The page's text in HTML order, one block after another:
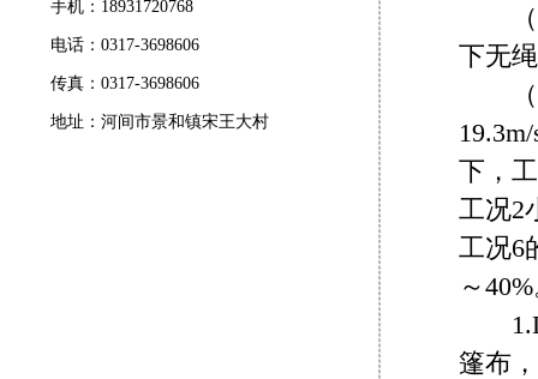
手机：18931720768
电话：0317-3698606
传真：0317-3698606
地址：河间市景和镇宋王大村
（2
下无
（3
下，
工况2
工况6
～
1.D
篷布